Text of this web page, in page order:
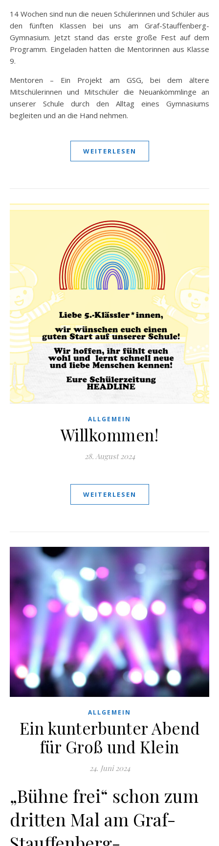
14 Wochen sind nun die neuen Schülerinnen und Schüler aus
den fünften Klassen bei uns am Graf-Stauffenberg-
Gymnasium. Jetzt stand das erste große Fest auf dem
Programm. Eingeladen hatten die Mentorinnen aus Klasse
9.
Mentoren – Ein Projekt am GSG, bei dem ältere
Mitschülerinnen und Mitschüler die Neuankömmlinge an
unserer Schule durch den Alltag eines Gymnasiums
begleiten und an die Hand nehmen.
WEITERLESEN
ALLGEMEIN
Willkommen!
28. August 2024
WEITERLESEN
ALLGEMEIN
Ein kunterbunter Abend
für Groß und Klein
24. Juni 2024
„Bühne frei“ schon zum
dritten Mal am Graf-